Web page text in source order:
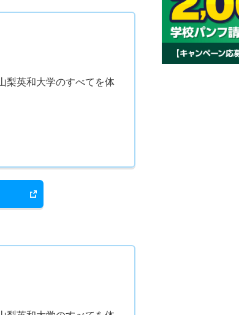
梨英和大学のすべてを体